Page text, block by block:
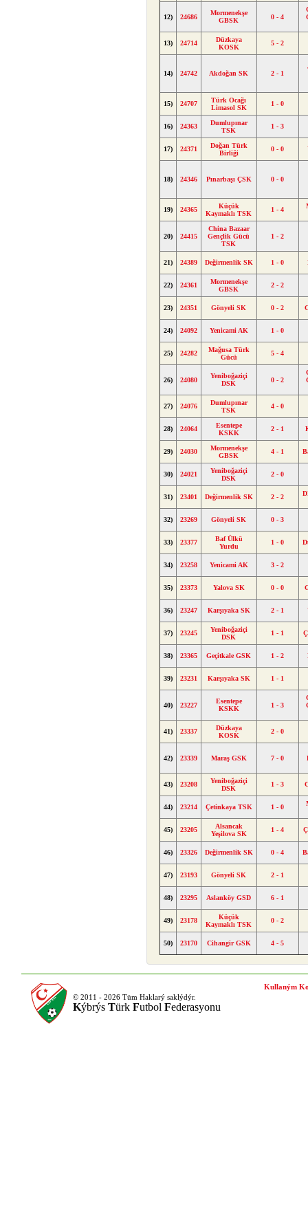
12) 24686
Mormenekşe
GBSK
0 - 4
13) 24714
Düzkaya
KOSK
5 - 2
14) 24742 Akdoğan SK 2 - 1
15) 24707
Türk Ocağı
Limasol SK
1 - 0
16) 24363
Dumlupınar
TSK
1 - 3
17) 24371
Doğan Türk
Birliği
0 - 0
18) 24346 Pınarbaşı ÇSK 0 - 0
19) 24365
Küçük
Kaymaklı TSK
1 - 4
20) 24415
China Bazaar
Gençlik Gücü
TSK
1 - 2
21) 24389 Değirmenlik SK 1 - 0
22) 24361
Mormenekşe
GBSK
2 - 2
23) 24351 Gönyeli SK 0 - 2
24) 24092 Yenicami AK 1 - 0
25) 24282
Mağusa Türk
Gücü
5 - 4
26) 24080
Yeniboğaziçi
DSK
0 - 2
27) 24076
Dumlupınar
TSK
4 - 0
28) 24064
Esentepe
KSKK
2 - 1
29) 24030
Mormenekşe
GBSK
4 - 1
30) 24021
Yeniboğaziçi
DSK
2 - 0
31) 23401 Değirmenlik SK 2 - 2
32) 23269 Gönyeli SK 0 - 3
33) 23377
Baf Ülkü
Yurdu
1 - 0
34) 23258 Yenicami AK 3 - 2
35) 23373 Yalova SK 0 - 0
36) 23247 Karşıyaka SK 2 - 1
37) 23245
Yeniboğaziçi
DSK
1 - 1
38) 23365 Geçitkale GSK 1 - 2
39) 23231 Karşıyaka SK 1 - 1
40) 23227
Esentepe
KSKK
1 - 3
41) 23337
Düzkaya
KOSK
2 - 0
42) 23339 Maraş GSK 7 - 0
43) 23208
Yeniboğaziçi
DSK
1 - 3
44) 23214 Çetinkaya TSK 1 - 0
45) 23205
Alsancak
Yeşilova SK
1 - 4
46) 23326 Değirmenlik SK 0 - 4
47) 23193 Gönyeli SK 2 - 1
48) 23295 Aslanköy GSD 6 - 1
49) 23178
Küçük
Kaymaklı TSK
0 - 2
50) 23170 Cihangir GSK 4 - 5
© 2011 - 2026 Tüm Haklarý saklýdýr.
Kýbrýs Türk Futbol Federasyonu
Kullaným